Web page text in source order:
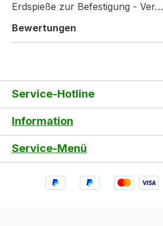
Erdspieße zur Befestigung - Ver…
Bewertungen
Service-Hotline
Information
Service-Menü